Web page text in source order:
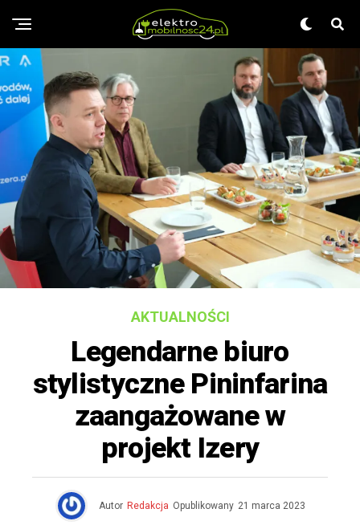
AKTUALNOŚCI
Legendarne biuro
stylistyczne Pininfarina
zaangażowane w
projekt Izery
Autor Redakcja Opublikowany 21 marca 2023